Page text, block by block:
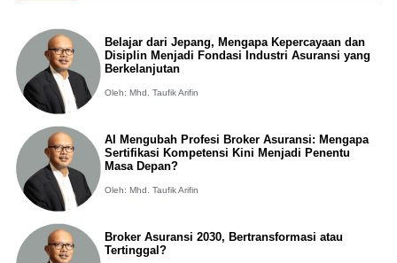
Belajar dari Jepang, Mengapa Kepercayaan dan
Disiplin Menjadi Fondasi Industri Asuransi yang
Berkelanjutan
Oleh: Mhd. Taufik Arifin
AI Mengubah Profesi Broker Asuransi: Mengapa
Sertifikasi Kompetensi Kini Menjadi Penentu
Masa Depan?
Oleh: Mhd. Taufik Arifin
Broker Asuransi 2030, Bertransformasi atau
Tertinggal?